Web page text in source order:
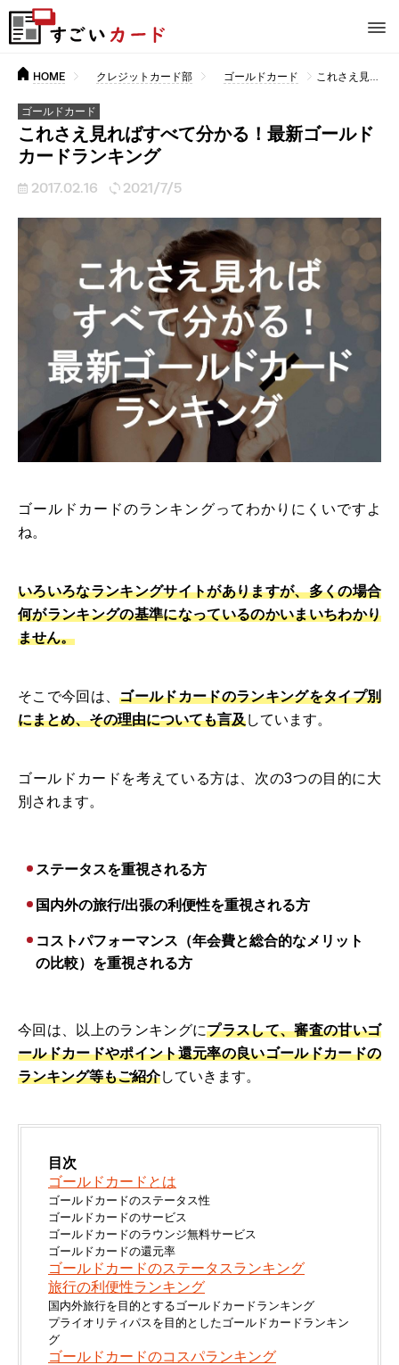
HOME クレジットカード部 ゴールドカード これさえ見ればすべて分かる！最新ゴールドカードランキング
ゴールドカード
これさえ見ればすべて分かる！最新ゴールド
カードランキング
2017.02.16 2021/7/5
ゴールドカードのランキングってわかりにくいですよ
ね。
いろいろなランキングサイトがありますが、多くの場合
何がランキングの基準になっているのかいまいちわかり
ません。
そこで今回は、ゴールドカードのランキングをタイプ別
にまとめ、その理由についても言及しています。
ゴールドカードを考えている方は、次の3つの目的に大
別されます。
ステータスを重視される方
国内外の旅行/出張の利便性を重視される方
コストパフォーマンス（年会費と総合的なメリット
の比較）を重視される方
今回は、以上のランキングにプラスして、審査の甘いゴ
ールドカードやポイント還元率の良いゴールドカードの
ランキング等もご紹介していきます。
目次
ゴールドカードとは
ゴールドカードのステータス性
ゴールドカードのサービス
ゴールドカードのラウンジ無料サービス
ゴールドカードの還元率
ゴールドカードのステータスランキング
旅行の利便性ランキング
国内外旅行を目的とするゴールドカードランキング
プライオリティパスを目的としたゴールドカードランキン
グ
ゴールドカードのコスパランキング